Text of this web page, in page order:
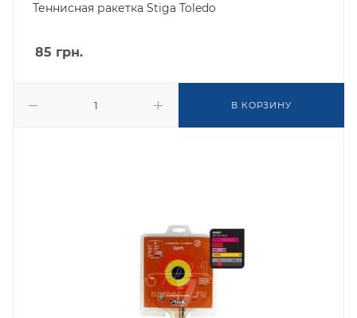
Теннисная ракетка Stiga Toledo
85 грн.
В КОРЗИНУ